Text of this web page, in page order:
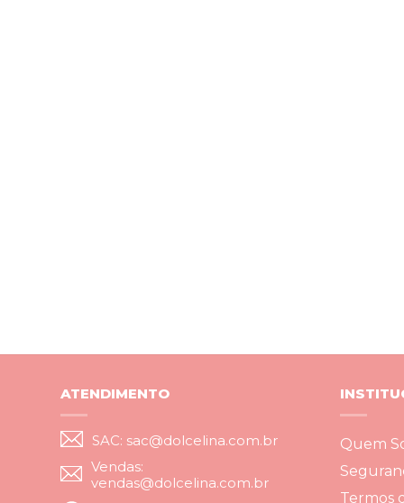
ATENDIMENTO
SAC: sac@dolcelina.com.br
Vendas:
vendas@dolcelina.com.br
Quem
Termos